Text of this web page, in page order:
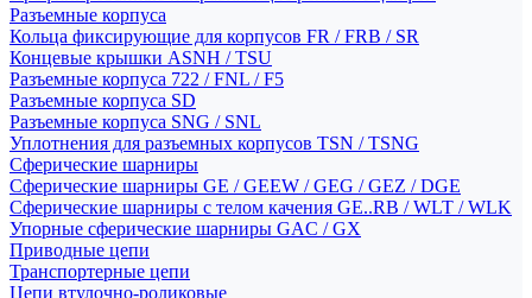
Разъемные корпуса
Кольца фиксирующие для корпусов FR / FRB / SR
Концевые крышки ASNH / TSU
Разъемные корпуса 722 / FNL / F5
Разъемные корпуса SD
Разъемные корпуса SNG / SNL
Уплотнения для разъемных корпусов TSN / TSNG
Сферические шарниры
Сферические шарниры GE / GEEW / GEG / GEZ / DGE
Сферические шарниры с телом качения GE..RB / WLT / WLK
Упорные сферические шарниры GAC / GX
Приводные цепи
Транспортерные цепи
Цепи втулочно-роликовые